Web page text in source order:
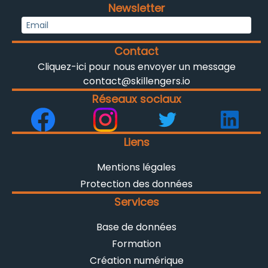
Services
Base de données
Formation
Création numérique
Liens
Mentions légales
Protection des données
Réseaux sociaux
Contact
Cliquez-ici pour nous envoyer un message
contact@skillengers.io
Newsletter